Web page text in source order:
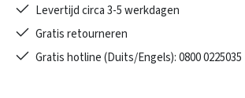
Levertijd circa 3-5 werkdagen
Gratis retourneren
Gratis hotline (Duits/Engels): 0800 0225035